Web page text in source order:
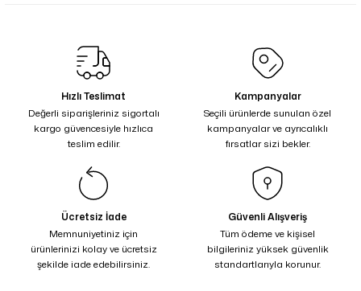
Hızlı Teslimat
Değerli siparişleriniz sigortalı
kargo güvencesiyle hızlıca
teslim edilir.
Kampanyalar
Seçili ürünlerde sunulan özel
kampanyalar ve ayrıcalıklı
fırsatlar sizi bekler.
Ücretsiz İade
Memnuniyetiniz için
ürünlerinizi kolay ve ücretsiz
şekilde iade edebilirsiniz.
Güvenli Alışveriş
Tüm ödeme ve kişisel
bilgileriniz yüksek güvenlik
standartlarıyla korunur.